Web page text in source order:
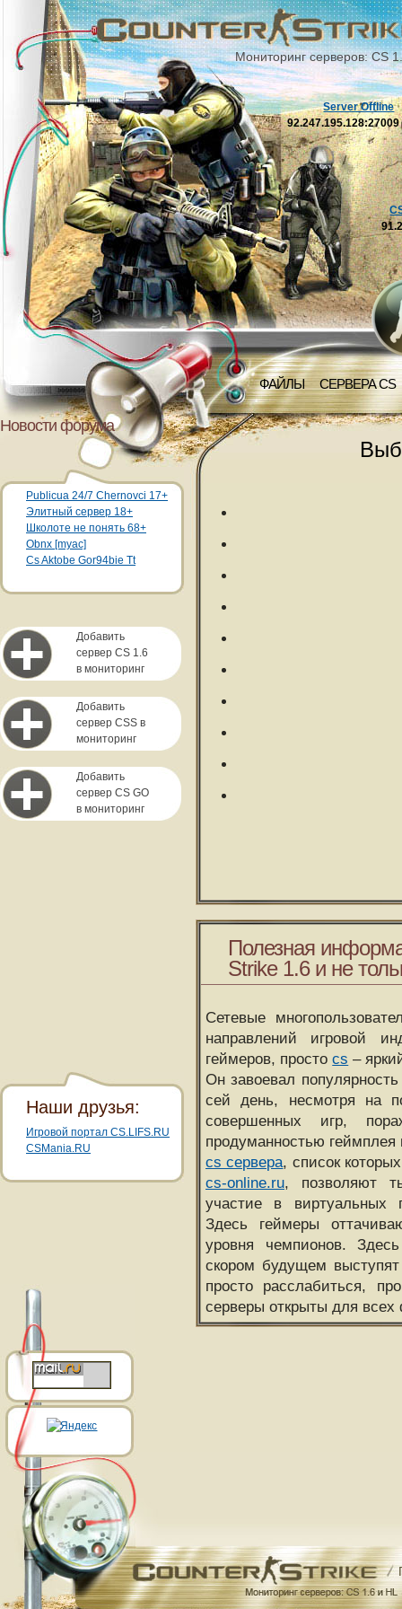
Мониторинг серверов: CS
ФАЙЛЫ СЕРВЕРА CS
Server Offline
92.247.195.128:27009
Новости форума
Publicua 24/7 Chernovci 17+
Элитный сервер 18+
Школоте не понять 68+
Obnx [myac]
Cs Aktobe Gor94bie Tt
Добавить
сервер CS 1.6
в мониторинг
Добавить
сервер CSS в
мониторинг
Добавить
сервер CS GO
в мониторинг
Полезная
Strike 1.6 и не
Сетевые
направлений игровой
геймеров, простоcs –
Он завоевал
сей день, несмотря на
совершенных игр,
продуманностью
cs сервера, список
cs-online.ru, позволяют
участие в виртуальных
Здесь геймеры
уровня чемпионов.
скором будущем
просто расслабиться,
серверы открыты для всех
Наши друзья:
Игровой портал CS.LIFS.RU
CSMania.RU